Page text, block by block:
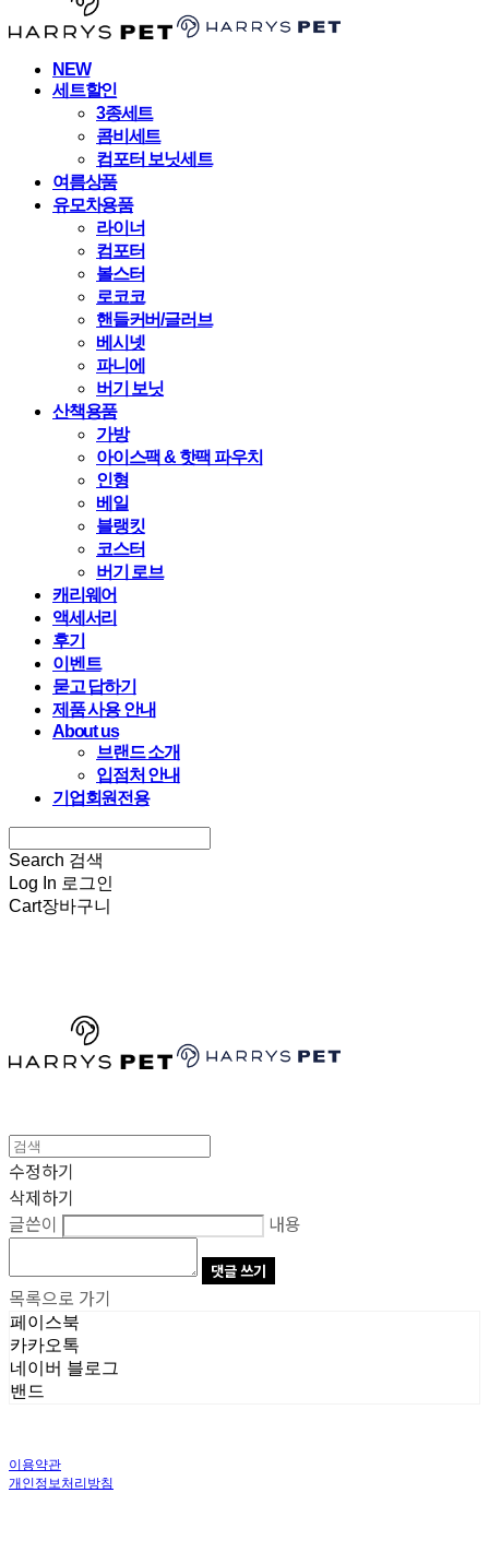
NEW
세트할인
3종세트
콤비세트
컴포터 보닛세트
여름상품
유모차용품
라이너
컴포터
볼스터
로코코
핸들커버/글러브
베시넷
파니에
버기 보닛
산책용품
가방
아이스팩 & 핫팩 파우치
인형
베일
블랭킷
코스터
버기 로브
캐리웨어
액세서리
후기
이벤트
묻고 답하기
제품 사용 안내
About us
브랜드 소개
입점처 안내
기업회원전용
Search 검색
Log In 로그인
Cart장바구니
수정하기
삭제하기
글쓴이
내용
댓글 쓰기
목록으로 가기
페이스북
카카오톡
네이버 블로그
밴드
이용약관
개인정보처리방침